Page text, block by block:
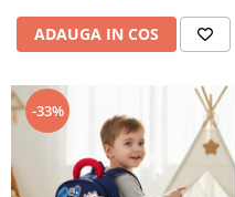
ADAUGA IN COS
-33%